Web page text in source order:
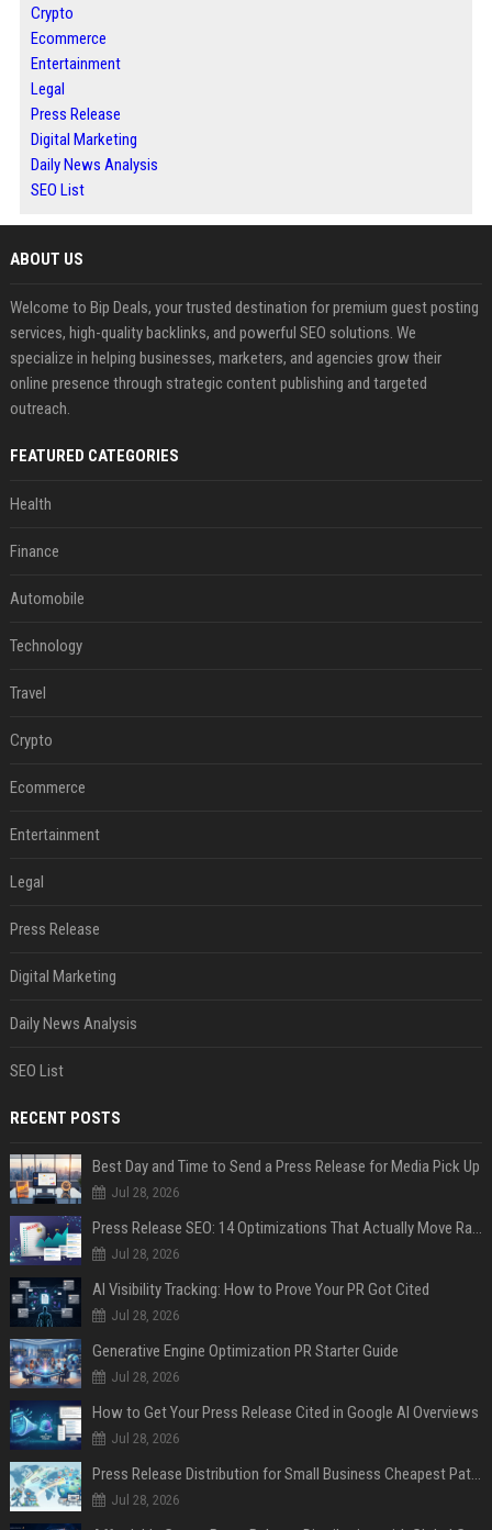
Crypto
Ecommerce
Entertainment
Legal
Press Release
Digital Marketing
Daily News Analysis
SEO List
ABOUT US
Welcome to Bip Deals, your trusted destination for premium guest posting
services, high-quality backlinks, and powerful SEO solutions. We
specialize in helping businesses, marketers, and agencies grow their
online presence through strategic content publishing and targeted
outreach.
FEATURED CATEGORIES
Health
Finance
Automobile
Technology
Travel
Crypto
Ecommerce
Entertainment
Legal
Press Release
Digital Marketing
Daily News Analysis
SEO List
RECENT POSTS
Best Day and Time to Send a Press Release for Media Pick Up
Jul 28, 2026
Press Release SEO: 14 Optimizations That Actually Move Rankings
Jul 28, 2026
AI Visibility Tracking: How to Prove Your PR Got Cited
Jul 28, 2026
Generative Engine Optimization PR Starter Guide
Jul 28, 2026
How to Get Your Press Release Cited in Google AI Overviews
Jul 28, 2026
Press Release Distribution for Small Business Cheapest Path to Real Coverage
Jul 28, 2026